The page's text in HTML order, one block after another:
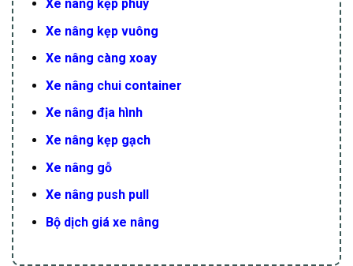
Xe nâng kẹp phuy
Xe nâng kẹp vuông
Xe nâng càng xoay
Xe nâng chui container
Xe nâng địa hình
Xe nâng kẹp gạch
Xe nâng gỗ
Xe nâng push pull
Bộ dịch giá xe nâng